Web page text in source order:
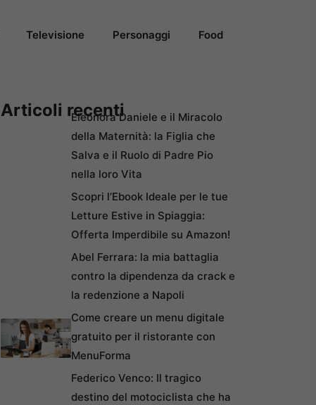
Televisione Personaggi Food
Articoli recentiEleonora Daniele e il Miracolo
della Maternità: la Figlia che
Salva e il Ruolo di Padre Pio
nella loro Vita
Scopri l’Ebook Ideale per le tue
Letture Estive in Spiaggia:
Offerta Imperdibile su Amazon!
Abel Ferrara: la mia battaglia
contro la dipendenza da crack e
la redenzione a Napoli
Come creare un menu digitale
gratuito per il ristorante con
MenuForma
Federico Venco: Il tragico
destino del motociclista che ha